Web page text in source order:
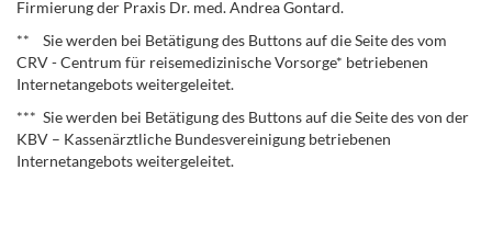
Firmierung der Praxis Dr. med. Andrea Gontard.
** Sie werden bei Betätigung des Buttons auf die Seite des vom
CRV - Centrum für reisemedizinische Vorsorge* betriebenen
Internetangebots weitergeleitet.
*** Sie werden bei Betätigung des Buttons auf die Seite des von der
KBV – Kassenärztliche Bundesvereinigung betriebenen
Internetangebots weitergeleitet.